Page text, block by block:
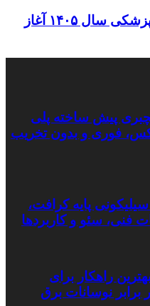
ثبت نام آزمون فلوشیپ پزشکی سال ۱۴۰۵ آغاز
گچبری پیش ساخته پلی
فوری و بدون تخریب
پایه کرافت،
فنی، سئو و کاربردها
راهکار برای
نوسانات برق